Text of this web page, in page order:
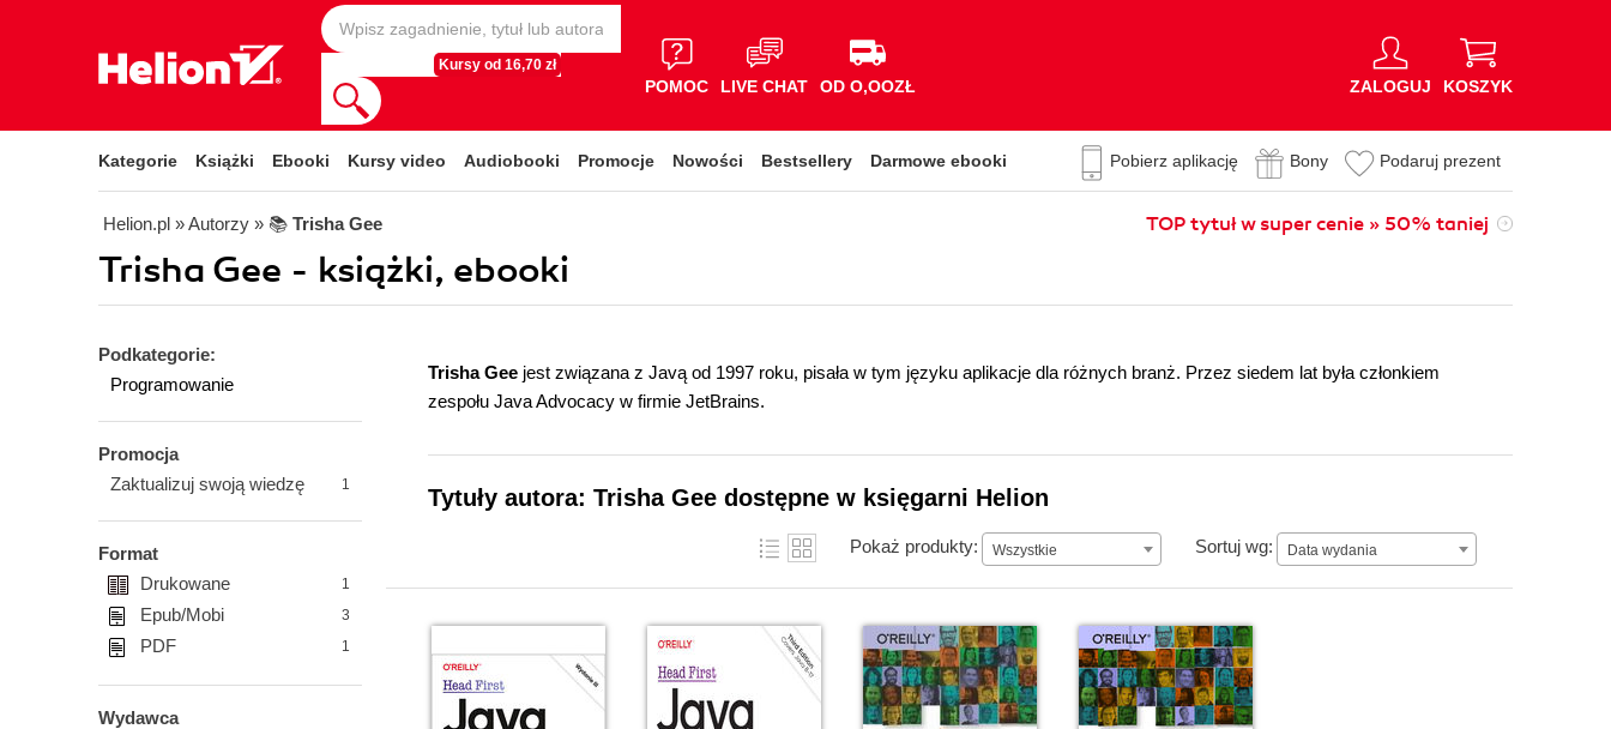
Kursy od 16,70 zł
POMOC LIVE CHAT OD O,OOZŁ ZALOGUJ KOSZYK
Kategorie Książki Ebooki Kursy video Audiobooki Promocje Nowości Bestsellery Darmowe ebooki Pobierz aplikację Bony Podaruj prezent
Helion.pl » Autorzy » 📚 Trisha Gee TOP tytuł w super cenie » 50% taniej
Trisha Gee - książki, ebooki
Podkategorie:
Programowanie
Promocja
Zaktualizuj swoją wiedzę
1
Format
Drukowane
1
Epub/Mobi 3
PDF 1
Wydawca
Trisha Gee jest związana z Javą od 1997 roku, pisała w tym języku aplikacje dla różnych branż. Przez siedem lat była członkiem
zespołu Java Advocacy w firmie JetBrains.
Tytuły autora: Trisha Gee dostępne w księgarni Helion
Pokaż produkty: Wszystkie Sortuj wg: Data wydania
Data wydania